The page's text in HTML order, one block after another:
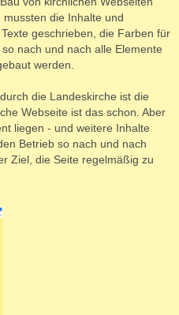
die Inhalte und
geschrieben, die Farben für
nach und nach alle Elemente
werden.
die Landeskirche ist die
Webseite ist das schon. Aber
liegen - und weitere Inhalte
Betrieb so nach und nach
Ziel, die Seite regelmäßig zu